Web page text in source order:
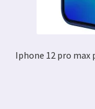
Iphone 12 pro